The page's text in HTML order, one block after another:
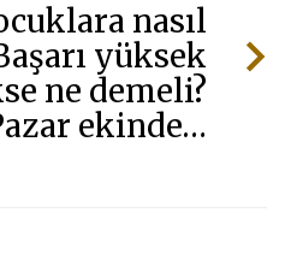
nasıl
yüksek
ne demeli?
ekinde…